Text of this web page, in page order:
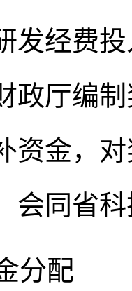
发经费
政厅编
资金，
会同省
分配